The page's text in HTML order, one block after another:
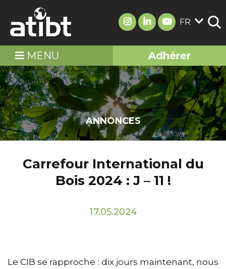
FR
MENU Adhérer
ANNONCES
Carrefour International du
Bois 2024 : J – 11 !
17.05.2024
Le CIB se rapproche : dix jours maintenant, nous